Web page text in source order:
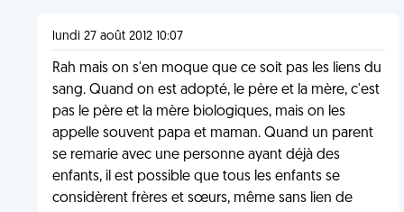
lundi 27 août 2012 10:07
Rah mais on s'en moque que ce soit pas les liens du
sang. Quand on est adopté, le père et la mère, c'est
pas le père et la mère biologiques, mais on les
appelle souvent papa et maman. Quand un parent
se remarie avec une personne ayant déjà des
enfants, il est possible que tous les enfants se
considèrent frères et sœurs, même sans lien de